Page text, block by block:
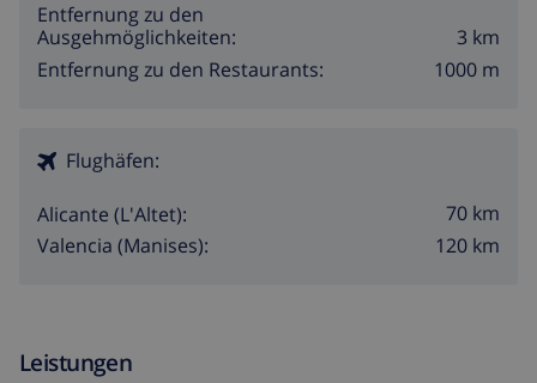
Entfernung zu den
Ausgehmöglichkeiten:
3 km
Entfernung zu den Restaurants:
1000 m
Flughäfen:
Alicante (L'Altet):
70 km
Valencia (Manises):
120 km
Leistungen